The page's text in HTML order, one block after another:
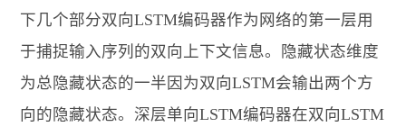
下几个部分双向LSTM编码器作为网络的第一层用
于捕捉输入序列的双向上下文信息。隐藏状态维度
为总隐藏状态的一半因为双向LSTM会输出两个方
向的隐藏状态。深层单向LSTM编码器在双向LSTM